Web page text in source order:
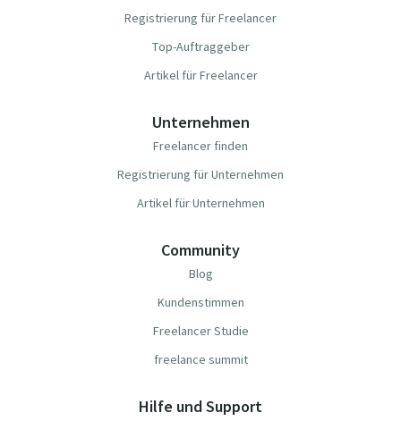
Registrierung für Freelancer
Top-Auftraggeber
Artikel für Freelancer
Unternehmen
Freelancer finden
Registrierung für Unternehmen
Artikel für Unternehmen
Community
Blog
Kundenstimmen
Freelancer Studie
freelance summit
Hilfe und Support